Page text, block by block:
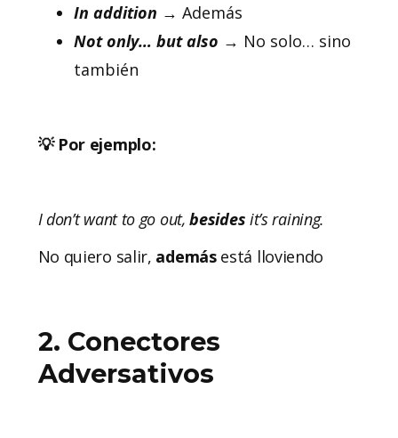
In addition → Además
Not only… but also → No solo… sino
también
💡 Por ejemplo:
I don’t want to go out,besides it’s raining.
No quiero salir, ademásestá lloviendo
2. Conectores
Adversativos